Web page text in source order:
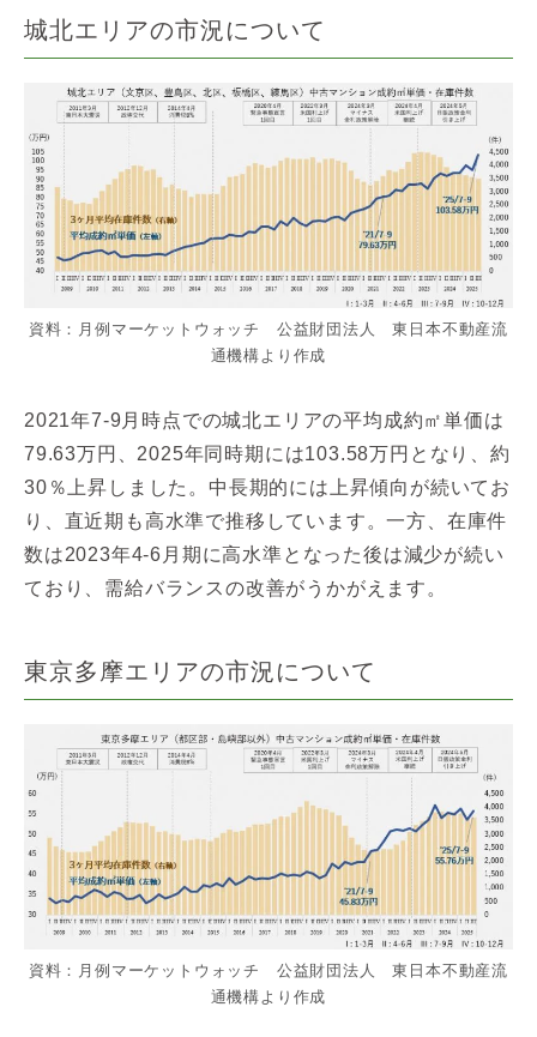
城北エリアの市況について
資料：月例マーケットウォッチ 公益財団法人 東日本不動産流
通機構より作成
2021年7-9月時点での城北エリアの平均成約㎡単価は
79.63万円、2025年同時期には103.58万円となり、約
30％上昇しました。中長期的には上昇傾向が続いてお
り、直近期も高水準で推移しています。一方、在庫件
数は2023年4-6月期に高水準となった後は減少が続い
ており、需給バランスの改善がうかがえます。
東京多摩エリアの市況について
資料：月例マーケットウォッチ 公益財団法人 東日本不動産流
通機構より作成